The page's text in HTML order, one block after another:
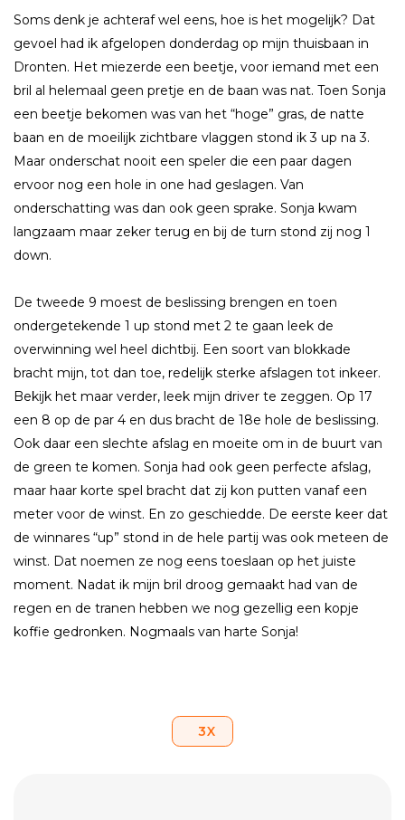
Soms denk je achteraf wel eens, hoe is het mogelijk? Dat
gevoel had ik afgelopen donderdag op mijn thuisbaan in
Dronten. Het miezerde een beetje, voor iemand met een
bril al helemaal geen pretje en de baan was nat. Toen Sonja
een beetje bekomen was van het “hoge” gras, de natte
baan en de moeilijk zichtbare vlaggen stond ik 3 up na 3.
Maar onderschat nooit een speler die een paar dagen
ervoor nog een hole in one had geslagen. Van
onderschatting was dan ook geen sprake. Sonja kwam
langzaam maar zeker terug en bij de turn stond zij nog 1
down.
De tweede 9 moest de beslissing brengen en toen
ondergetekende 1 up stond met 2 te gaan leek de
overwinning wel heel dichtbij. Een soort van blokkade
bracht mijn, tot dan toe, redelijk sterke afslagen tot inkeer.
Bekijk het maar verder, leek mijn driver te zeggen. Op 17
een 8 op de par 4 en dus bracht de 18e hole de beslissing.
Ook daar een slechte afslag en moeite om in de buurt van
de green te komen. Sonja had ook geen perfecte afslag,
maar haar korte spel bracht dat zij kon putten vanaf een
meter voor de winst. En zo geschiedde. De eerste keer dat
de winnares “up” stond in de hele partij was ook meteen de
winst. Dat noemen ze nog eens toeslaan op het juiste
moment. Nadat ik mijn bril droog gemaakt had van de
regen en de tranen hebben we nog gezellig een kopje
koffie gedronken. Nogmaals van harte Sonja!
3X